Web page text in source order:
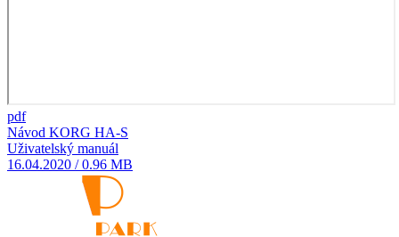
pdf
Návod KORG HA-S
Uživatelský manuál
16.04.2020 / 0.96 MB